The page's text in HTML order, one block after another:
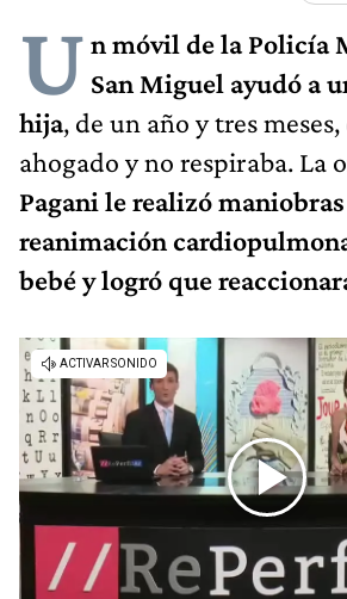
U n móvil de la Policía
San Miguel ayudó a
hija, de un año y tres
ahogado y no respiraba. La
Pagani le realizó
reanimación
bebé y logró que